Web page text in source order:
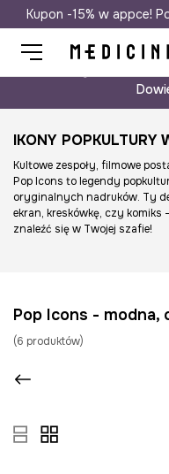
Darmowa
Kupon -15% w appce!
IKONY POPKULTURY
Kultowe zespoły, filmowe
Pop Icons to legendy
oryginalnych nadruków. Ty
ekran, kreskówkę, czy komiks
znaleźć się w Twojej szafie!
Pop Icons - modna,
(6 produktów)